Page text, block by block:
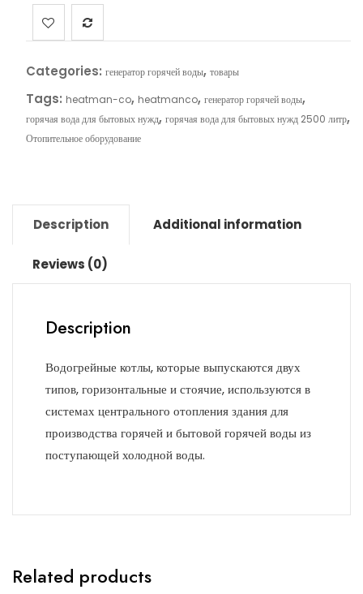
Categories: генератор горячей воды, товары
Tags: heatman-co, heatmanco, генератор горячей воды,
горячая вода для бытовых нужд, горячая вода для бытовых нужд 2500 литр,
Отопительное оборудование
Description Additional information
Reviews (0)
Description
Водогрейные котлы, которые выпускаются двух
типов, горизонтальные и стоячие, используются в
системах центрального отопления здания для
производства горячей и бытовой горячей воды из
поступающей холодной воды.
Related products